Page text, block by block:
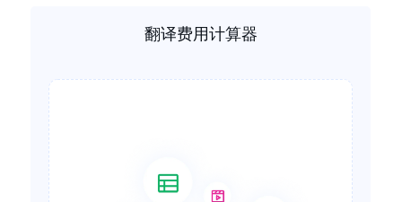
翻译费用计算器